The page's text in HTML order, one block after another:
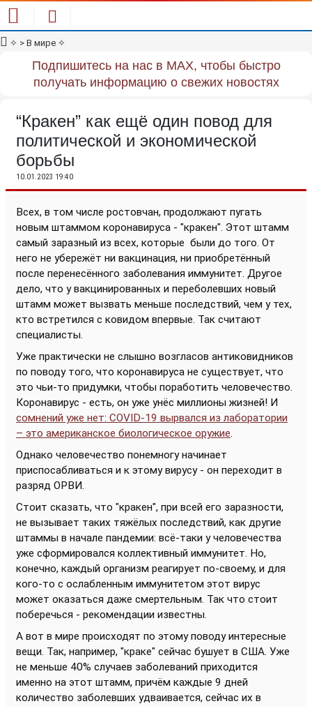
✧ > В мире ✧
Подпишитесь на нас в MAX, чтобы быстро
получать информацию о свежих новостях
“Кракен” как ещё один повод для
политической и экономической
борьбы
10.01.2023 19:40
Всех, в том числе ростовчан, продолжают пугать
новым штаммом коронавируса - "кракен". Этот штамм
самый заразный из всех, которые были до того. От
него не убережёт ни вакцинация, ни приобретённый
после перенесённого заболевания иммунитет. Другое
дело, что у вакцинированных и переболевших новый
штамм может вызвать меньше последствий, чем у тех,
кто встретился с ковидом впервые. Так считают
специалисты.
Уже практически не слышно возгласов антиковидников
по поводу того, что коронавируса не существует, что
это чьи-то придумки, чтобы поработить человечество.
Коронавирус - есть, он уже унёс миллионы жизней! И
сомнений уже нет: COVID-19 вырвался из лаборатории
– это американское биологическое оружие.
Однако человечество понемногу начинает
приспосабливаться и к этому вирусу - он переходит в
разряд ОРВИ.
Стоит сказать, что "кракен", при всей его заразности,
не вызывает таких тяжёлых последствий, как другие
штаммы в начале пандемии: всё-таки у человечества
уже сформировался коллективный иммунитет. Но,
конечно, каждый организм реагирует по-своему, и для
кого-то с ослабленным иммунитетом этот вирус
может оказаться даже смертельным. Так что стоит
поберечься - рекомендации известны.
А вот в мире происходят по этому поводу интересные
вещи. Так, например, "краке" сейчас бушует в США. Уже
не меньше 40% случаев заболеваний приходится
именно на этот штамм, причём каждые 9 дней
количество заболевших удваивается, сейчас их в